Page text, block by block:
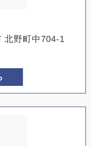
北野町中704-1